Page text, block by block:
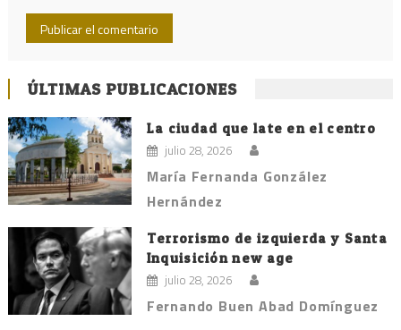
ÚLTIMAS PUBLICACIONES
La ciudad que late en el centro
julio 28, 2026
María Fernanda González
Hernández
Terrorismo de izquierda y Santa
Inquisición new age
julio 28, 2026
Fernando Buen Abad Domínguez